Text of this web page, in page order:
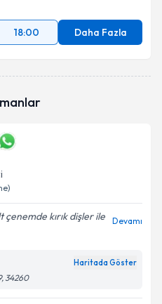
18:00 Daha Fazla
kırık dişler ile
Devamı
Haritada Göster
34260